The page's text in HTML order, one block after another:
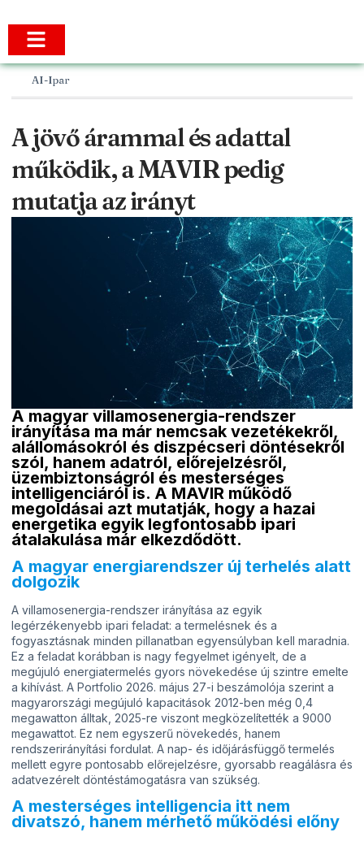
AI-Ipar
A jövő árammal és adattal
működik, a MAVIR pedig
mutatja az irányt
A magyar villamosenergia-rendszer
irányítása ma már nemcsak vezetékekről,
alállomásokról és diszpécseri döntésekről
szól, hanem adatról, előrejelzésről,
üzembiztonságról és mesterséges
intelligenciáról is. A MAVIR működő
megoldásai azt mutatják, hogy a hazai
energetika egyik legfontosabb ipari
átalakulása már elkezdődött.
A magyar energiarendszer új terhelés alatt
dolgozik
A villamosenergia-rendszer irányítása az egyik
legérzékenyebb ipari feladat: a termelésnek és a
fogyasztásnak minden pillanatban egyensúlyban kell maradnia.
Ez a feladat korábban is nagy fegyelmet igényelt, de a
megújuló energiatermelés gyors növekedése új szintre emelte
a kihívást. A Portfolio 2026. május 27-i beszámolója szerint a
magyarországi megújuló kapacitások 2012-ben még 0,4
megawatton álltak, 2025-re viszont megközelítették a 9000
megawattot. Ez nem egyszerű növekedés, hanem
rendszerirányítási fordulat. A nap- és időjárásfüggő termelés
mellett egyre pontosabb előrejelzésre, gyorsabb reagálásra és
adatvezérelt döntéstámogatásra van szükség.
A mesterséges intelligencia itt nem
divatszó, hanem mérhető működési előny